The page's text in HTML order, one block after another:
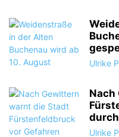
Ulrike
Nach
Ulrike